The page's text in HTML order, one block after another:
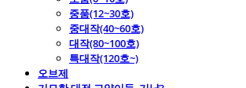
중품(12~30호)
중대작(40~60호)
대작(80~100호)
특대작(120호~)
오브제